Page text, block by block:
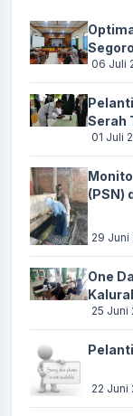
06 Juli
Serah
01 Juli
(PSN)
29 Juni
One
25 Juni
22 Juni